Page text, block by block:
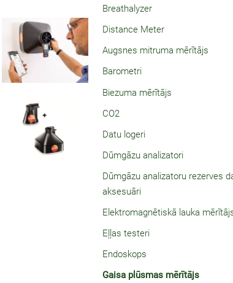
Breathalyzer
Distance Meter
Augsnes mitruma mērītājs
Barometri
Biezuma mērītājs
CO2
Datu logeri
Dūmgāzu analizatori
Dūmgāzu analizatoru rezerves
aksesuāri
Elektromagnētiskā lauka
Eļļas testeri
Endoskops
Gaisa plūsmas mērītājs